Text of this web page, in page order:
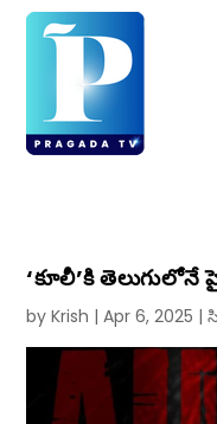
‘కూలీ’కి
byKrish |Apr 6, 2025 |